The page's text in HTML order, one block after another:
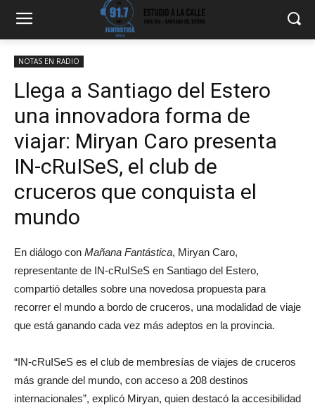
NOTAS EN RADIO
Llega a Santiago del Estero
una innovadora forma de
viajar: Miryan Caro presenta
IN-cRuISeS, el club de
cruceros que conquista el
mundo
En diálogo con Mañana Fantástica, Miryan Caro,
representante de IN-cRuISeS en Santiago del Estero,
compartió detalles sobre una novedosa propuesta para
recorrer el mundo a bordo de cruceros, una modalidad de viaje
que está ganando cada vez más adeptos en la provincia.
“IN-cRuISeS es el club de membresías de viajes de cruceros
más grande del mundo, con acceso a 208 destinos
internacionales”, explicó Miryan, quien destacó la accesibilidad